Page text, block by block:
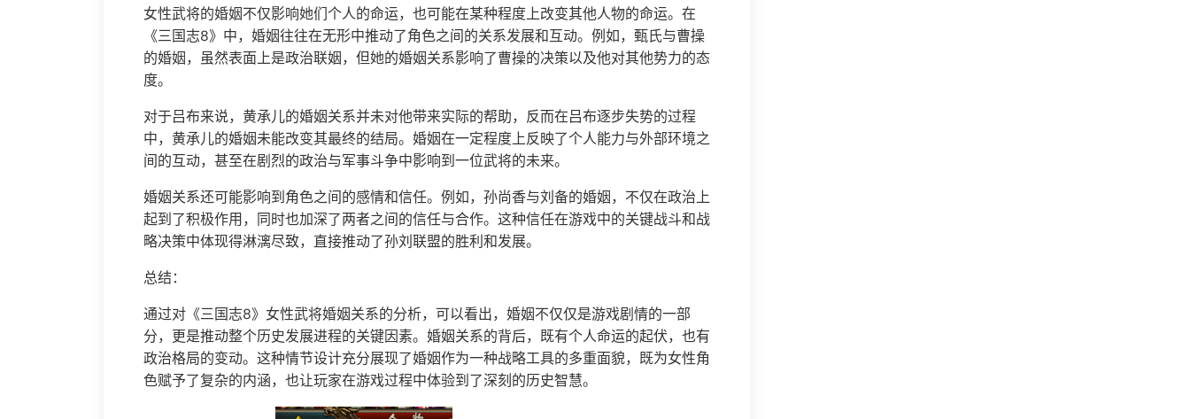
女性武将的婚姻不仅影响她们个人的命运，也可能在某种程度上改变其他人物的命运。在
《三国志8》中，婚姻往往在无形中推动了角色之间的关系发展和互动。例如，甄氏与曹操
的婚姻，虽然表面上是政治联姻，但她的婚姻关系影响了曹操的决策以及他对其他势力的态
度。
对于吕布来说，黄承儿的婚姻关系并未对他带来实际的帮助，反而在吕布逐步失势的过程
中，黄承儿的婚姻未能改变其最终的结局。婚姻在一定程度上反映了个人能力与外部环境之
间的互动，甚至在剧烈的政治与军事斗争中影响到一位武将的未来。
婚姻关系还可能影响到角色之间的感情和信任。例如，孙尚香与刘备的婚姻，不仅在政治上
起到了积极作用，同时也加深了两者之间的信任与合作。这种信任在游戏中的关键战斗和战
略决策中体现得淋漓尽致，直接推动了孙刘联盟的胜利和发展。
总结：
通过对《三国志8》女性武将婚姻关系的分析，可以看出，婚姻不仅仅是游戏剧情的一部
分，更是推动整个历史发展进程的关键因素。婚姻关系的背后，既有个人命运的起伏，也有
政治格局的变动。这种情节设计充分展现了婚姻作为一种战略工具的多重面貌，既为女性角
色赋予了复杂的内涵，也让玩家在游戏过程中体验到了深刻的历史智慧。